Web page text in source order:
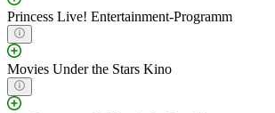
Princess Live! Entertainment-Programm
Movies Under the Stars Kino